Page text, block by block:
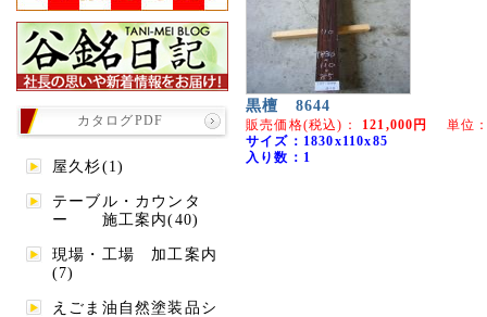
カタログPDF
屋久杉(1)
テーブル・カウンタ
ー 施工案内(40)
現場・工場 加工案内
(7)
えごま油自然塗装品シ
黒檀 8644
販売価格(税込)： 121,000円
単位
サイズ：1830x110x85
入り数：1